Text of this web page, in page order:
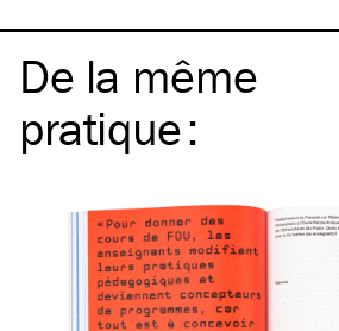
De la même
pratique: